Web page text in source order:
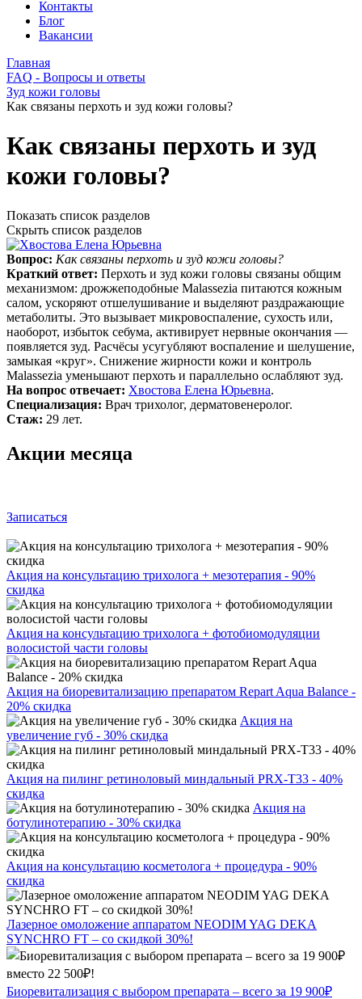
Контакты
Блог
Вакансии
Главная
FAQ - Вопросы и ответы
Зуд кожи головы
Как связаны перхоть и зуд кожи головы?
Как связаны перхоть и зуд
кожи головы?
Показать список разделов
Скрыть список разделов
Вопрос: Как связаны перхоть и зуд кожи головы?
Краткий ответ: Перхоть и зуд кожи головы связаны общим
механизмом: дрожжеподобные Malassezia питаются кожным
салом, ускоряют отшелушивание и выделяют раздражающие
метаболиты. Это вызывает микровоспаление, сухость или,
наоборот, избыток себума, активирует нервные окончания —
появляется зуд. Расчёсы усугубляют воспаление и шелушение,
замыкая «круг». Снижение жирности кожи и контроль
Malassezia уменьшают перхоть и параллельно ослабляют зуд.
На вопрос отвечает: Хвостова Елена Юрьевна.
Специализация: Врач трихолог, дерматовенеролог.
Стаж: 29 лет.
Акции месяца
Записаться
Акция на консультацию трихолога + мезотерапия - 90%
скидка
Акция на консультацию трихолога + фотобиомодуляции
волосистой части головы
Акция на биоревитализацию препаратом Repart Aqua Balance -
20% скидка
Акция на
увеличение губ - 30% скидка
Акция на пилинг ретиноловый миндальный PRX-T33 - 40%
скидка
Акция на
ботулинотерапию - 30% скидка
Акция на консультацию косметолога + процедура - 90%
скидка
Лазерное омоложение аппаратом NEODIM YAG DEKA
SYNCHRO FT – со скидкой 30%!
Биоревитализация с выбором препарата – всего за 19 900₽